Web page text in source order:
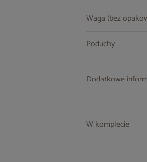
Waga (bez
Poduchy
Dodatkowe
W komplecie